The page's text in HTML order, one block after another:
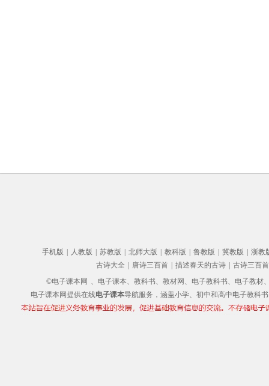
手机版 人教版 苏教版 北师大版 教科版 鲁教版 冀教版
浙教
古诗大全
唐诗三百首 描述春天的古诗
古诗三百首
©电子课本网 、电子课本、教科书、教材网、电子教科书、电子教材
电子课本网提供在线电子课本导航服务，涵盖小学、初中和高中电子教科